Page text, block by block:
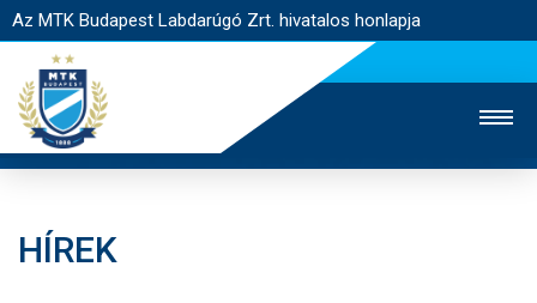
Az MTK Budapest Labdarúgó Zrt. hivatalos honlapja
HÍREK